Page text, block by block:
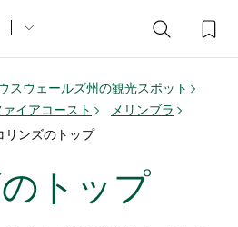
スウェールズ州の観光スポット
イアコースト
メリンブラ
リンズのトップ
トップ